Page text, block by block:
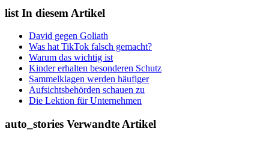
list In diesem Artikel
David gegen Goliath
Was hat TikTok falsch gemacht?
Warum das wichtig ist
Kinder erhalten besonderen Schutz
Sammelklagen werden häufiger
Aufsichtsbehörden schauen zu
Die Lektion für Unternehmen
auto_stories Verwandte Artikel